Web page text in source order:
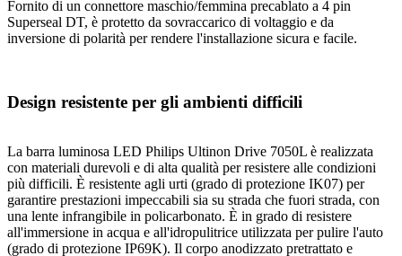
Fornito di un connettore maschio/femmina precablato a 4 pin
Superseal DT, è protetto da sovraccarico di voltaggio e da
inversione di polarità per rendere l'installazione sicura e facile.
Design resistente per gli ambienti difficili
La barra luminosa LED Philips Ultinon Drive 7050L è realizzata
con materiali durevoli e di alta qualità per resistere alle condizioni
più difficili. È resistente agli urti (grado di protezione IK07) per
garantire prestazioni impeccabili sia su strada che fuori strada, con
una lente infrangibile in policarbonato. È in grado di resistere
all'immersione in acqua e all'idropulitrice utilizzata per pulire l'auto
(grado di protezione IP69K). Il corpo anodizzato pretrattato e